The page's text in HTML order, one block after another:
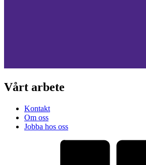
Vårt arbete
Kontakt
Om oss
Jobba hos oss